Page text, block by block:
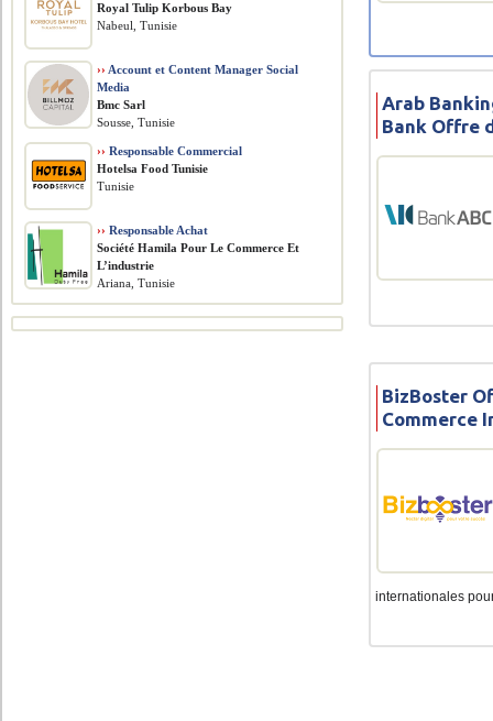
Arab
Bank Offre
BizBoster
Commerce
internationales
Royal Tulip Korbous Bay
Nabeul, Tunisie
›› Account et Content Manager Social
Media
Bmc Sarl
Sousse, Tunisie
›› Responsable Commercial
Hotelsa Food Tunisie
Tunisie
›› Responsable Achat
Société Hamila Pour Le Commerce Et
L’industrie
Ariana, Tunisie